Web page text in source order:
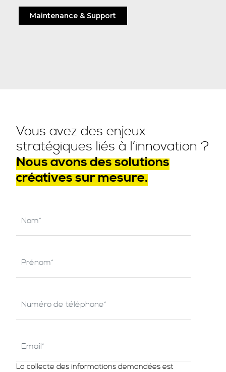
Maintenance & Support
Vous avez des enjeux
stratégiques liés à l’innovation ?
Nous avons des solutions
créatives sur mesure.
La collecte des informations demandées est